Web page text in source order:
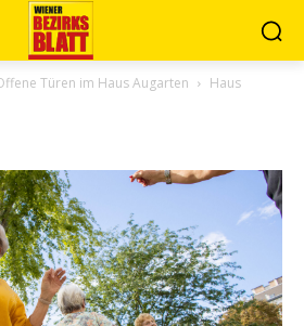
Türen im Haus Augarten
Haus